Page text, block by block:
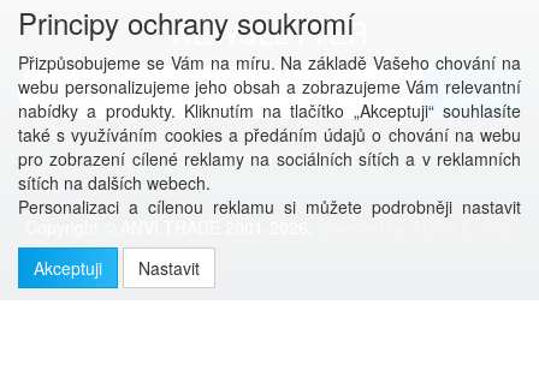
NEWSLETTER
Přihlásit
Více informací o této službě
Principy ochrany soukromí
Přizpůsobujeme se Vám na míru. Na základě Vašeho chování na
webu personalizujeme jeho obsah a zobrazujeme Vám relevantní
nabídky a produkty. Kliknutím na tlačítko „Akceptuji“ souhlasíte
také s využíváním cookies a předáním údajů o chování na webu
pro zobrazení cílené reklamy na sociálních sítích a v reklamních
sítích na dalších webech.
Personalizaci a cílenou reklamu si můžete podrobněji nastavit
Akceptuji
Nastavit